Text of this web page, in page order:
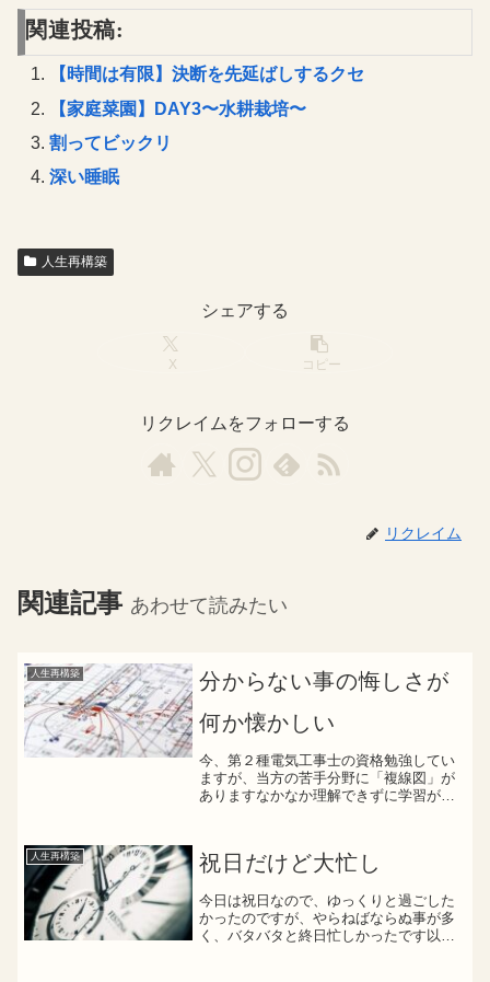
関連投稿:
【時間は有限】決断を先延ばしするクセ
【家庭菜園】DAY3〜水耕栽培〜
割ってビックリ
深い睡眠
人生再構築
シェアする
X コピー
リクレイムをフォローする
リクレイム
関連記事 あわせて読みたい
人生再構築
分からない事の悔しさが
何か懐かしい
今、第２種電気工事士の資格勉強してい
ますが、当方の苦手分野に「複線図」が
ありますなかなか理解できずに学習が停
かに挑戦しているからこそ...
人生再構築 祝日だけど大忙し
今日は祝日なので、ゆっくりと過ごした
かったのですが、やらねばならぬ事が多
く、バタバタと終日忙しかったです以